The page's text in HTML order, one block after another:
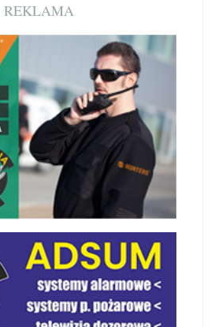
REKLAMA